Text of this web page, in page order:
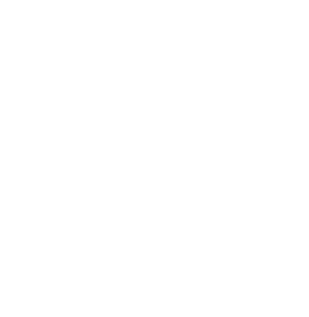
a je vyrobený z nehrdzavejúcej ocele.